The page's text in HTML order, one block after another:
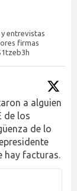
entrevistas
firmas
a alguien
de los
de lo
hay facturas.